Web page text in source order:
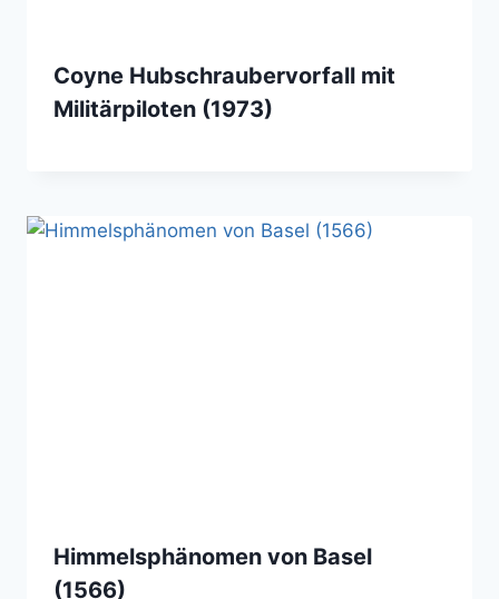
Coyne Hubschraubervorfall mit
Militärpiloten (1973)
Himmelsphänomen von Basel
(1566)